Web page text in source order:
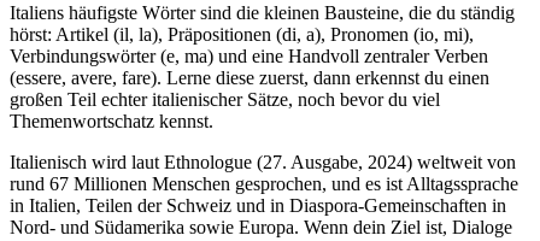
Italiens häufigste Wörter sind die kleinen Bausteine, die du ständig
hörst: Artikel (il, la), Präpositionen (di, a), Pronomen (io, mi),
Verbindungswörter (e, ma) und eine Handvoll zentraler Verben
(essere, avere, fare). Lerne diese zuerst, dann erkennst du einen
großen Teil echter italienischer Sätze, noch bevor du viel
Themenwortschatz kennst.
Italienisch wird laut Ethnologue (27. Ausgabe, 2024) weltweit von
rund 67 Millionen Menschen gesprochen, und es ist Alltagssprache
in Italien, Teilen der Schweiz und in Diaspora-Gemeinschaften in
Nord- und Südamerika sowie Europa. Wenn dein Ziel ist, Dialoge